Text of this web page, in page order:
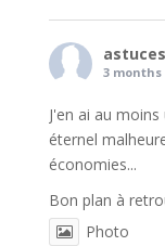
3 months
J'en ai au
éternel
économies...
Bon plan à
Photo